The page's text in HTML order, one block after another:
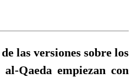
las versiones sobre los
al-Qaeda empiezan con